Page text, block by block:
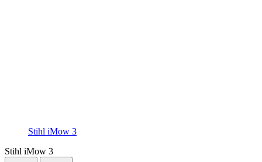
Stihl iMow 3
Stihl iMow 3